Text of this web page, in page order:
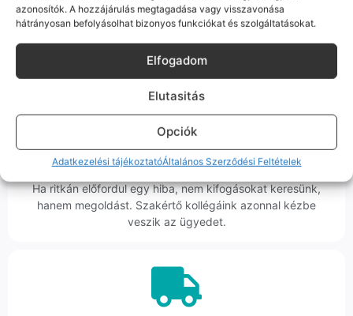
azonosítók. A hozzájárulás megtagadása vagy visszavonása
hátrányosan befolyásolhat bizonyos funkciókat és szolgáltatásokat.
Elfogadom
Elutasitás
Opciók
Adatkezelési tájékoztatóÁltalános Szerződési Feltételek
Nem egy arctalan webshop vagyunk: ha kérdésed van, élő
ember veszi fel a telefont, és személyesen is megtalálsz
Korrekt Ügyintézés
Hibázni emberi dolog, de a felelősségvállalás nálunk alap.
Ha ritkán előfordul egy hiba, nem kifogásokat keresünk,
hanem megoldást. Szakértő kollégáink azonnal kézbe
veszik az ügyedet.